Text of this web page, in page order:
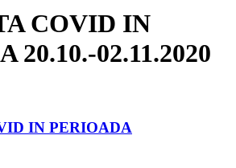
COVID IN
20.10.-02.11.2020
IN PERIOADA